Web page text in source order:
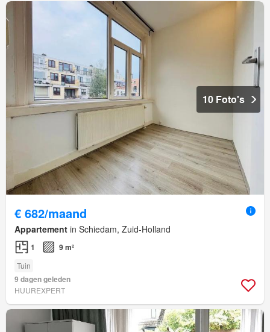
10 Foto's
€ 682/maand
Appartement in Schiedam, Zuid-Holland
1 9 m²
Tuin
9 dagen geleden
HUUREXPERT